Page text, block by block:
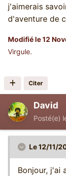
j'aimerais
d'aventure de
Modifiéle 12
Virgule.
Citer
David
Posté(e)
Le 12/11/
Bonjour, j'ai